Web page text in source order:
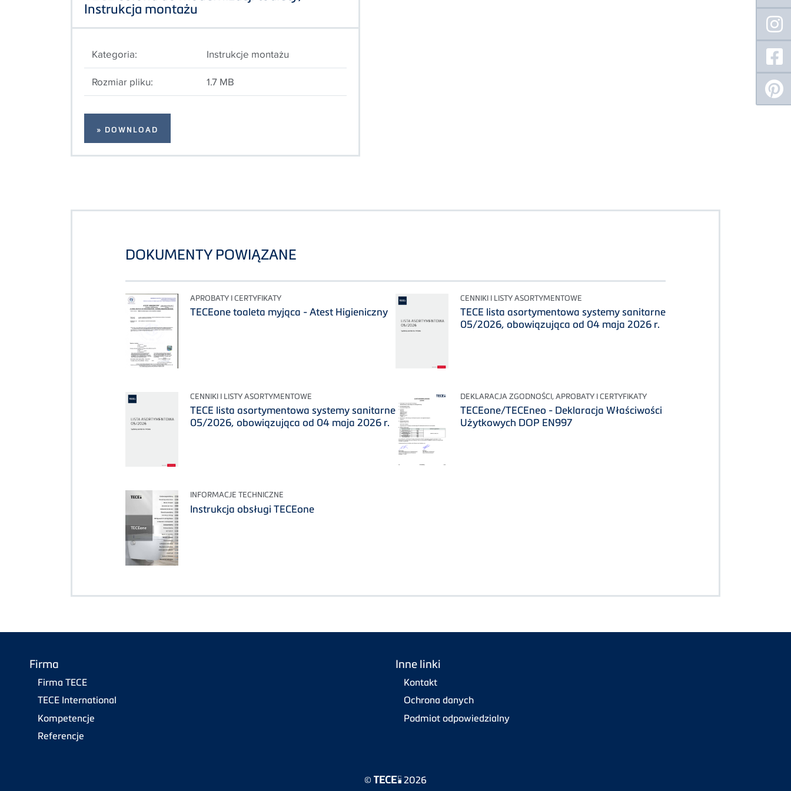
Instrukcja montażu
Kategoria:
Instrukcje montażu
Rozmiar pliku:
1.7 MB
» DOWNLOAD
DOKUMENTY POWIĄZANE
APROBATY I CERTYFIKATY
TECEone toaleta myjąca - Atest Higieniczny
CENNIKI I LISTY ASORTYMENTOWE
TECE lista asortymentowa systemy sanitarne
05/2026, obowiązująca od 04 maja 2026 r.
CENNIKI I LISTY ASORTYMENTOWE
TECE lista asortymentowa systemy sanitarne
05/2026, obowiązująca od 04 maja 2026 r.
DEKLARACJA ZGODNOŚCI, APROBATY I CERTYFIKATY
TECEone/TECEneo - Deklaracja Właściwości
Użytkowych DOP EN997
INFORMACJE TECHNICZNE
Instrukcja obsługi TECEone
Firma
Firma TECE
TECE International
Kompetencje
Referencje
Inne linki
Kontakt
Ochrona danych
Podmiot odpowiedzialny
© 2026